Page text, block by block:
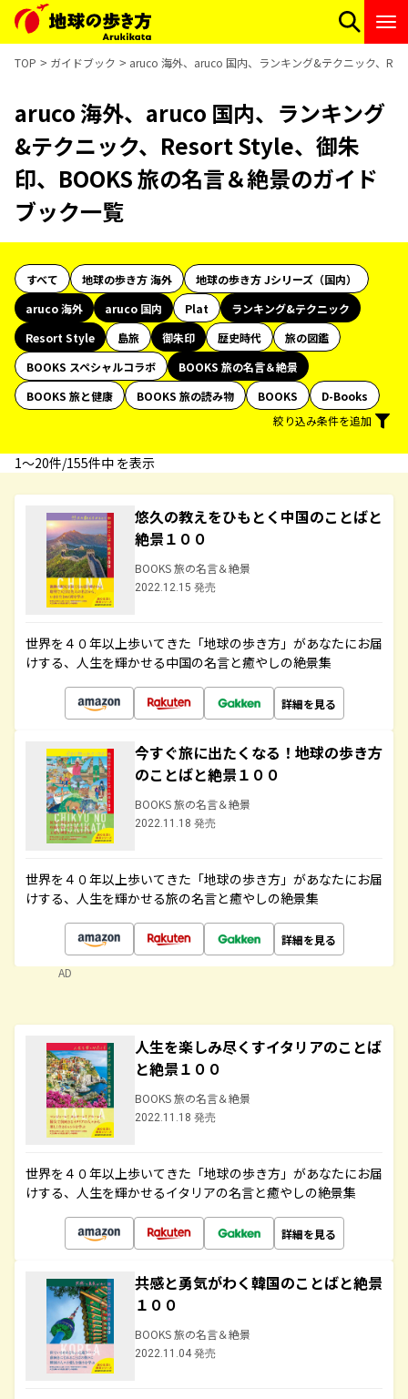
TOP ガイドブック aruco 海外、aruco 国内、ランキング&テクニック、
aruco 海外、aruco 国内、ランキング
&テクニック、Resort Style、御朱
印、BOOKS 旅の名言＆絶景のガイド
ブック一覧
すべて 地球の歩き方 海外
地球の歩き方 Jシリーズ（国内）
aruco 海外
aruco 国内 Plat
ランキング&テクニック
Resort Style
島旅 御朱印 歴史時代
旅の図鑑
BOOKS スペシャルコラボ
BOOKS 旅の名言＆絶景
BOOKS 旅と健康
BOOKS 旅の読み物 BOOKS
D-Books
絞り込み条件を追加
1〜20件/155件中 を表示
悠久の教えをひもとく中国のことばと
絶景１００
BOOKS 旅の名言＆絶景
2022.12.15 発売
世界を４０年以上歩いてきた「地球の歩き方」があなたにお届
けする、人生を輝かせる中国の名言と癒やしの絶景集
詳細を見る
今すぐ旅に出たくなる！地球の歩き方
のことばと絶景１００
BOOKS 旅の名言＆絶景
2022.11.18 発売
世界を４０年以上歩いてきた「地球の歩き方」があなたにお届
けする、人生を輝かせる旅の名言と癒やしの絶景集
詳細を見る
AD
人生を楽しみ尽くすイタリアのことば
と絶景１００
BOOKS 旅の名言＆絶景
2022.11.18 発売
世界を４０年以上歩いてきた「地球の歩き方」があなたにお届
けする、人生を輝かせるイタリアの名言と癒やしの絶景集
詳細を見る
共感と勇気がわく韓国のことばと絶景
１００
BOOKS 旅の名言＆絶景
2022.11.04 発売